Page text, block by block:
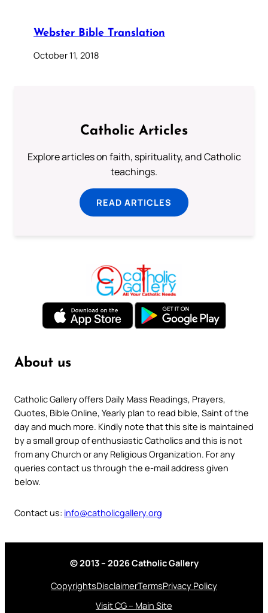
Webster Bible Translation
October 11, 2018
Catholic Articles
Explore articles on faith, spirituality, and Catholic
teachings.
READ ARTICLES
About us
Catholic Gallery offers Daily Mass Readings, Prayers,
Quotes, Bible Online, Yearly plan to read bible, Saint of the
day and much more. Kindly note that this site is maintained
by a small group of enthusiastic Catholics and this is not
from any Church or any Religious Organization. For any
queries contact us through the e-mail address given
below.
Contact us: info@catholicgallery.org
© 2013 – 2026 Catholic Gallery
CopyrightsDisclaimerTermsPrivacy Policy
Visit CG – Main Site